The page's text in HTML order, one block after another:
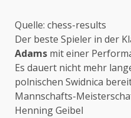
Quelle: chess-results
Der beste Spieler in der
Adams mit einer
Es dauert nicht mehr
polnischen Swidnica
Mannschafts-
Henning Geibel